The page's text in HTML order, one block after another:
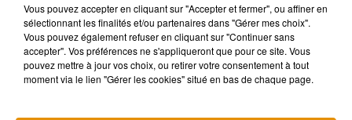
6 août 2026
La version réécrite de « Beautiful Day »
interprétée lors des...
Vous pouvez accepter en cliquant sur "Accepter et fermer", ou affiner en
sélectionnant les finalités et/ou partenaires dans "Gérer mes choix".
Vous pouvez également refuser en cliquant sur "Continuer sans
accepter". Vos préférences ne s'appliqueront que pour ce site. Vous
pouvez mettre à jour vos choix, ou retirer votre consentement à tout
moment via le lien "Gérer les cookies" situé en bas de chaque page.